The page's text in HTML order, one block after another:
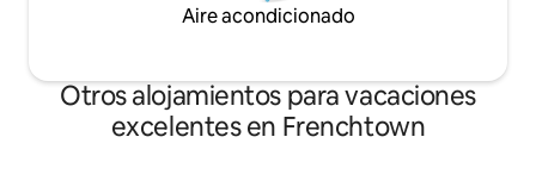
Aire acondicionado
Otros alojamientos para vacaciones
excelentes en Frenchtown